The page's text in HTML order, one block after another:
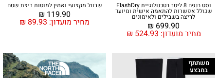
וסט בנפח 8 ליטר בטכנולוגיית FlashDry
שכולל אפשרות להתאמה אישית ומיועד
לריצה בשבילים ולאימונים
מחיר מועדון: ₪ 524.93
₪ 699.90
שרוול מקצועי ואמין למוטות ריצת שטח
מחיר מועדון: ₪ 89.93
₪ 119.90
משתתף
במבצע